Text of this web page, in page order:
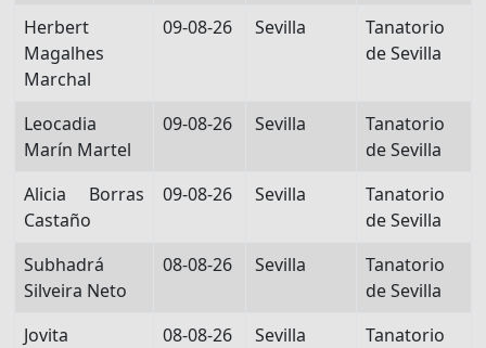
Herbert
Magalhes
Marchal
09-08-26 Sevilla
Tanatorio
de Sevilla
Leocadia
Marín Martel
09-08-26 Sevilla
Tanatorio
de Sevilla
Alicia Borras
Castaño
09-08-26 Sevilla
Tanatorio
de Sevilla
Subhadrá
Silveira Neto
08-08-26 Sevilla
Tanatorio
de Sevilla
Jovita
08-08-26 Sevilla
Tanatorio